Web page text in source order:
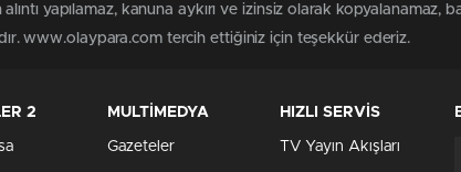
yapılamaz, kanuna aykırı ve izinsiz olarak kopyalanamaz,
www.olaypara.com tercih ettiğiniz için teşekkür ederiz.
2 MULTİMEDYA
Gazeteler
HIZLI SERVİS
TV Yayın Akışları